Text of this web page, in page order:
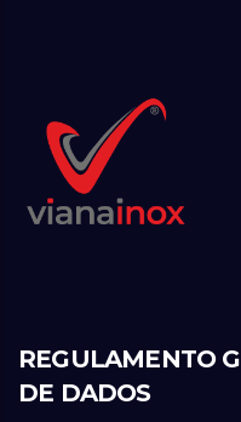
REGULAMENTO
DE DADOS